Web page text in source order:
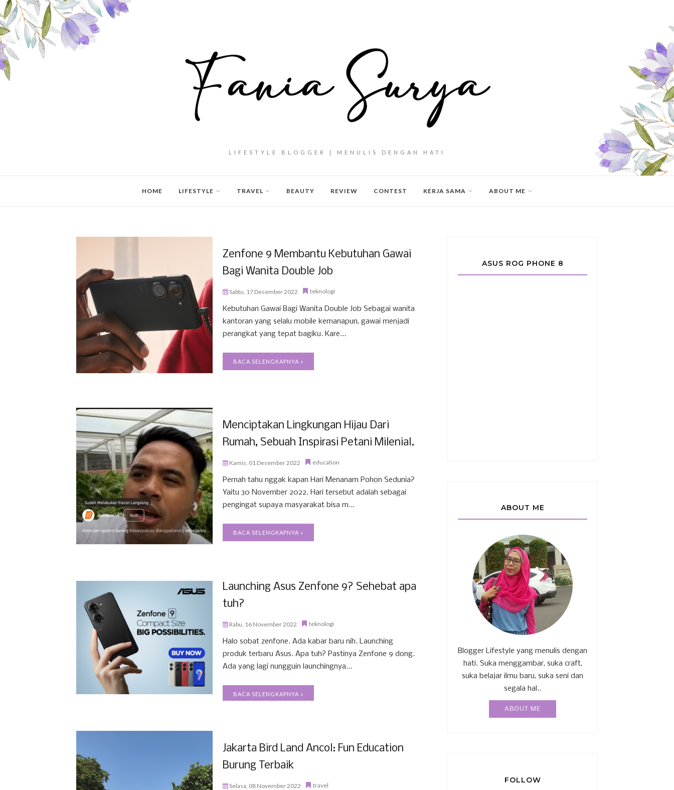
LIFESTYLE BLOGGER | MENULIS DENGAN HATI
HOME LIFESTYLE TRAVEL BEAUTY REVIEW CONTEST KERJA SAMA ABOUT ME
Zenfone 9 Membantu Kebutuhan Gawai
Bagi Wanita Double Job
Sabtu, 17 Desember 2022 teknologi
Kebutuhan Gawai Bagi Wanita Double Job Sebagai wanita
kantoran yang selalu mobile kemanapun, gawai menjadi
perangkat yang tepat bagiku. Kare...
BACA SELENGKAPNYA »
Menciptakan Lingkungan Hijau Dari
Rumah, Sebuah Inspirasi Petani Milenial.
Kamis, 01 Desember 2022 education
Pernah tahu nggak kapan Hari Menanam Pohon Sedunia?
Yaitu 30 November 2022. Hari tersebut adalah sebagai
pengingat supaya masyarakat bisa m...
BACA SELENGKAPNYA »
Launching Asus Zenfone 9? Sehebat apa
tuh?
Rabu, 16 November 2022 teknologi
Halo sobat zenfone. Ada kabar baru nih. Launching
produk terbaru Asus. Apa tuh? Pastinya Zenfone 9 dong.
Ada yang lagi nungguin launchingnya...
BACA SELENGKAPNYA »
Jakarta Bird Land Ancol: Fun Education
Burung Terbaik
Selasa, 08 November 2022 travel
ASUS ROG PHONE 8
ABOUT ME
Blogger Lifestyle yang menulis dengan
hati. Suka menggambar, suka craft,
suka belajar ilmu baru, suka seni dan
segala hal..
ABOUT ME
FOLLOW